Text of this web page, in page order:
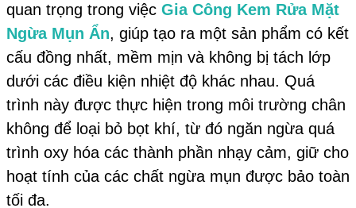
quan trọng trong việc Gia Công Kem Rửa Mặt
Ngừa Mụn Ẩn, giúp tạo ra một sản phẩm có kết
cấu đồng nhất, mềm mịn và không bị tách lớp
dưới các điều kiện nhiệt độ khác nhau. Quá
trình này được thực hiện trong môi trường chân
không để loại bỏ bọt khí, từ đó ngăn ngừa quá
trình oxy hóa các thành phần nhạy cảm, giữ cho
hoạt tính của các chất ngừa mụn được bảo toàn
tối đa.